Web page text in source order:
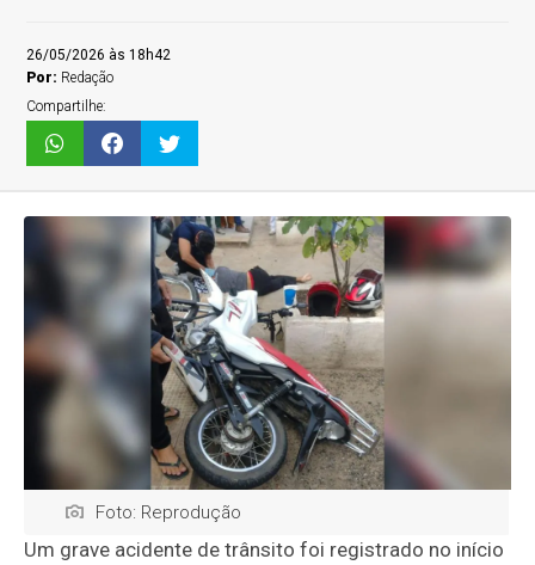
26/05/2026 às 18h42
Por: Redação
Compartilhe:
Foto: Reprodução
Um grave acidente de trânsito foi registrado no início